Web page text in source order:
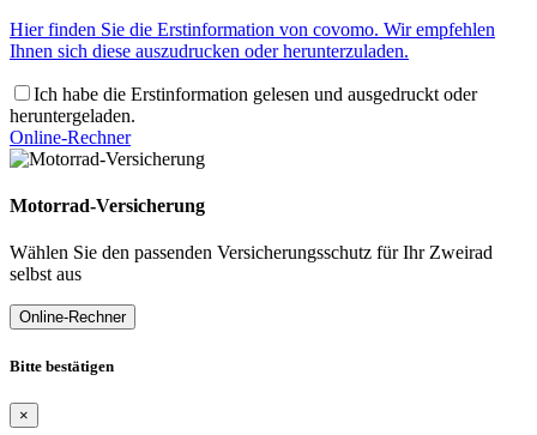
Hier finden Sie die Erstinformation von covomo. Wir empfehlen
Ihnen sich diese auszudrucken oder herunterzuladen.
Ich habe die Erstinformation gelesen und ausgedruckt oder
heruntergeladen.
Online-Rechner
Motorrad-Versicherung
Wählen Sie den passenden Versicherungsschutz für Ihr Zweirad
selbst aus
Online-Rechner
Bitte bestätigen
×